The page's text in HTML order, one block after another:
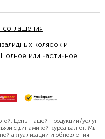
соглашения
колясок и
или частичное
Цены нашей продукции/услуг
с динамикой курса валют. Мы
актуализации и обновления